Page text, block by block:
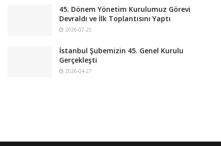
45. Dönem Yönetim Kurulumuz Görevi
Devraldı ve İlk Toplantısını Yaptı
2026-07-25
İstanbul Şubemizin 45. Genel Kurulu
Gerçekleşti
2026-04-27